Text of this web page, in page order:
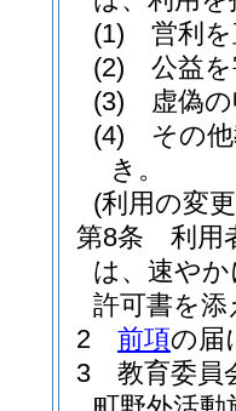
(1)
営利
(2)
公益
(3)
虚偽
(4)
その
き。
(利用の変
第8条
利用
は、速や
許可書を
2
前項の届
3
教育委員